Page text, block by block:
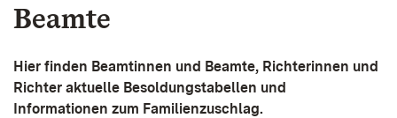
Beamte
Hier finden Beamtinnen und Beamte, Richterinnen und
Richter aktuelle Besoldungstabellen und
Informationen zum Familienzuschlag.